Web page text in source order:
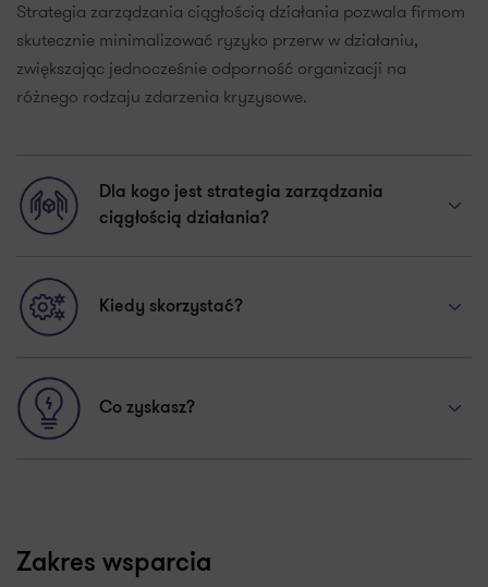
Strategia zarządzania ciągłością działania pozwala firmom
skutecznie minimalizować ryzyko przerw w działaniu,
zwiększając jednocześnie odporność organizacji na
różnego rodzaju zdarzenia kryzysowe.
Dla kogo jest strategia zarządzania
ciągłością działania?
Kiedy skorzystać?
Co zyskasz?
Zakres wsparcia